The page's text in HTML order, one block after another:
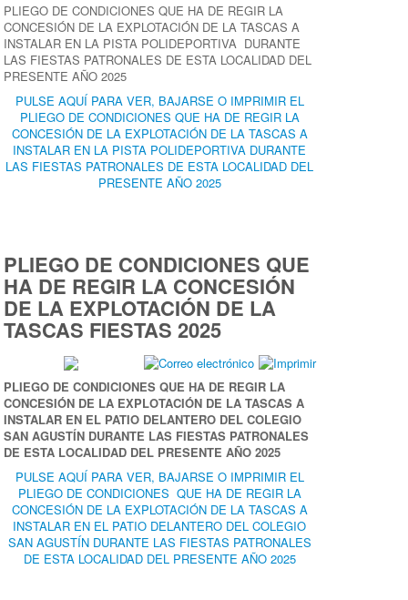
PLIEGO DE CONDICIONES QUE HA DE REGIR LA
CONCESIÓN DE LA EXPLOTACIÓN DE LA TASCAS A
INSTALAR EN LA PISTA POLIDEPORTIVA DURANTE
LAS FIESTAS PATRONALES DE ESTA LOCALIDAD DEL
PRESENTE AÑO 2025
PULSE AQUÍ PARA VER, BAJARSE O IMPRIMIR EL
PLIEGO DE CONDICIONES QUE HA DE REGIR LA
CONCESIÓN DE LA EXPLOTACIÓN DE LA TASCAS A
INSTALAR EN LA PISTA POLIDEPORTIVA DURANTE
LAS FIESTAS PATRONALES DE ESTA LOCALIDAD DEL
PRESENTE AÑO 2025
PLIEGO DE CONDICIONES QUE
HA DE REGIR LA CONCESIÓN
DE LA EXPLOTACIÓN DE LA
TASCAS FIESTAS 2025
PLIEGO DE CONDICIONES QUE HA DE REGIR LA
CONCESIÓN DE LA EXPLOTACIÓN DE LA TASCAS A
INSTALAR EN EL PATIO DELANTERO DEL COLEGIO
SAN AGUSTÍN DURANTE LAS FIESTAS PATRONALES
DE ESTA LOCALIDAD DEL PRESENTE AÑO 2025
PULSE AQUÍ PARA VER, BAJARSE O IMPRIMIR EL
PLIEGO DE CONDICIONES QUE HA DE REGIR LA
CONCESIÓN DE LA EXPLOTACIÓN DE LA TASCAS A
INSTALAR EN EL PATIO DELANTERO DEL COLEGIO
SAN AGUSTÍN DURANTE LAS FIESTAS PATRONALES
DE ESTA LOCALIDAD DEL PRESENTE AÑO 2025